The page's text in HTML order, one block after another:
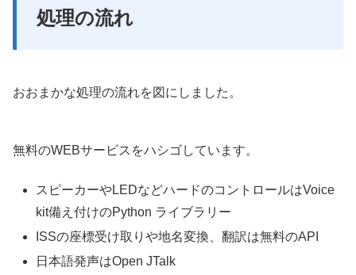
処理の流れ
おおまかな処理の流れを図にしました。
無料のWEBサービスをハシゴしています。
スピーカーやLEDなどハードのコントロールはVoice
kit備え付けのPython ライブラリー
ISSの座標受け取りや地名変換、翻訳は無料のAPI
日本語発声はOpen JTalk